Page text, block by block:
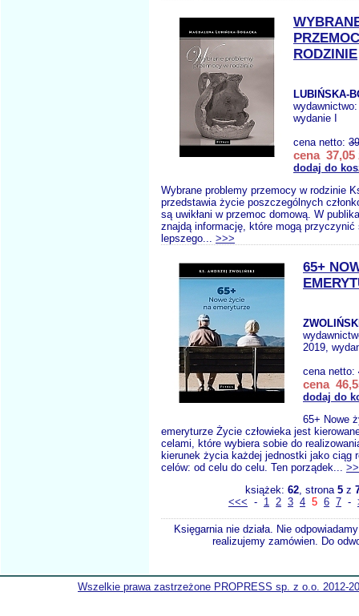
RODZINIE
LUBIŃSKA-
wydanie I
cena netto:
cena 37,05
dodaj do
Wybrane problemy przemocy w rodzinie
przedstawia życie poszczególnych
są uwikłani w przemoc domową. W
znajdą informację, które mogą przyczynić
lepszego... >>>
65+
2019,
cena netto:
cena
dodaj do
65+ Nowe
emeryturze Życie człowieka jest
celami, które wybiera sobie do
kierunek życia każdej jednostki jako ciąg
celów: od celu do celu. Ten porządek...
książek: 62, strona 5z
<<< - 1 2 3 4 5 6 7 -
Księgarnia nie działa. Nie
realizujemy zamówien. Do
Wszelkie prawa zastrzeżone PROPRESS sp. z o.o. 2012-